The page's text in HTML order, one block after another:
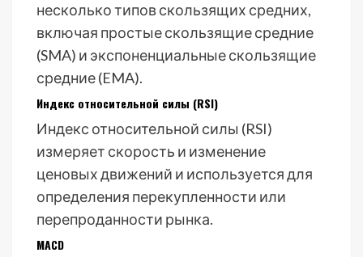
несколько типов скользящих средних,
включая простые скользящие средние
(SMA) и экспоненциальные скользящие
средние (EMA).
Индекс относительной силы (RSI)
Индекс относительной силы (RSI)
измеряет скорость и изменение
ценовых движений и используется для
определения перекупленности или
перепроданности рынка.
MACD